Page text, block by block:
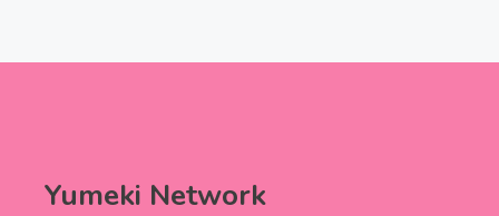
Yumeki Network